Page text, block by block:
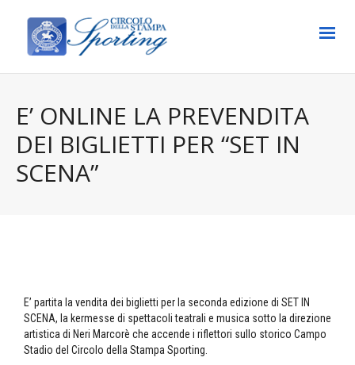
E’ ONLINE LA PREVENDITA
DEI BIGLIETTI PER “SET IN
SCENA”
E’ partita la vendita dei biglietti per la seconda edizione di SET IN
SCENA, la kermesse di spettacoli teatrali e musica sotto la direzione
artistica di Neri Marcorè che accende i riflettori sullo storico Campo
Stadio del Circolo della Stampa Sporting.